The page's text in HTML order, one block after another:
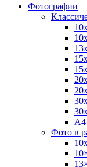
Фотографии
А4
Фото в